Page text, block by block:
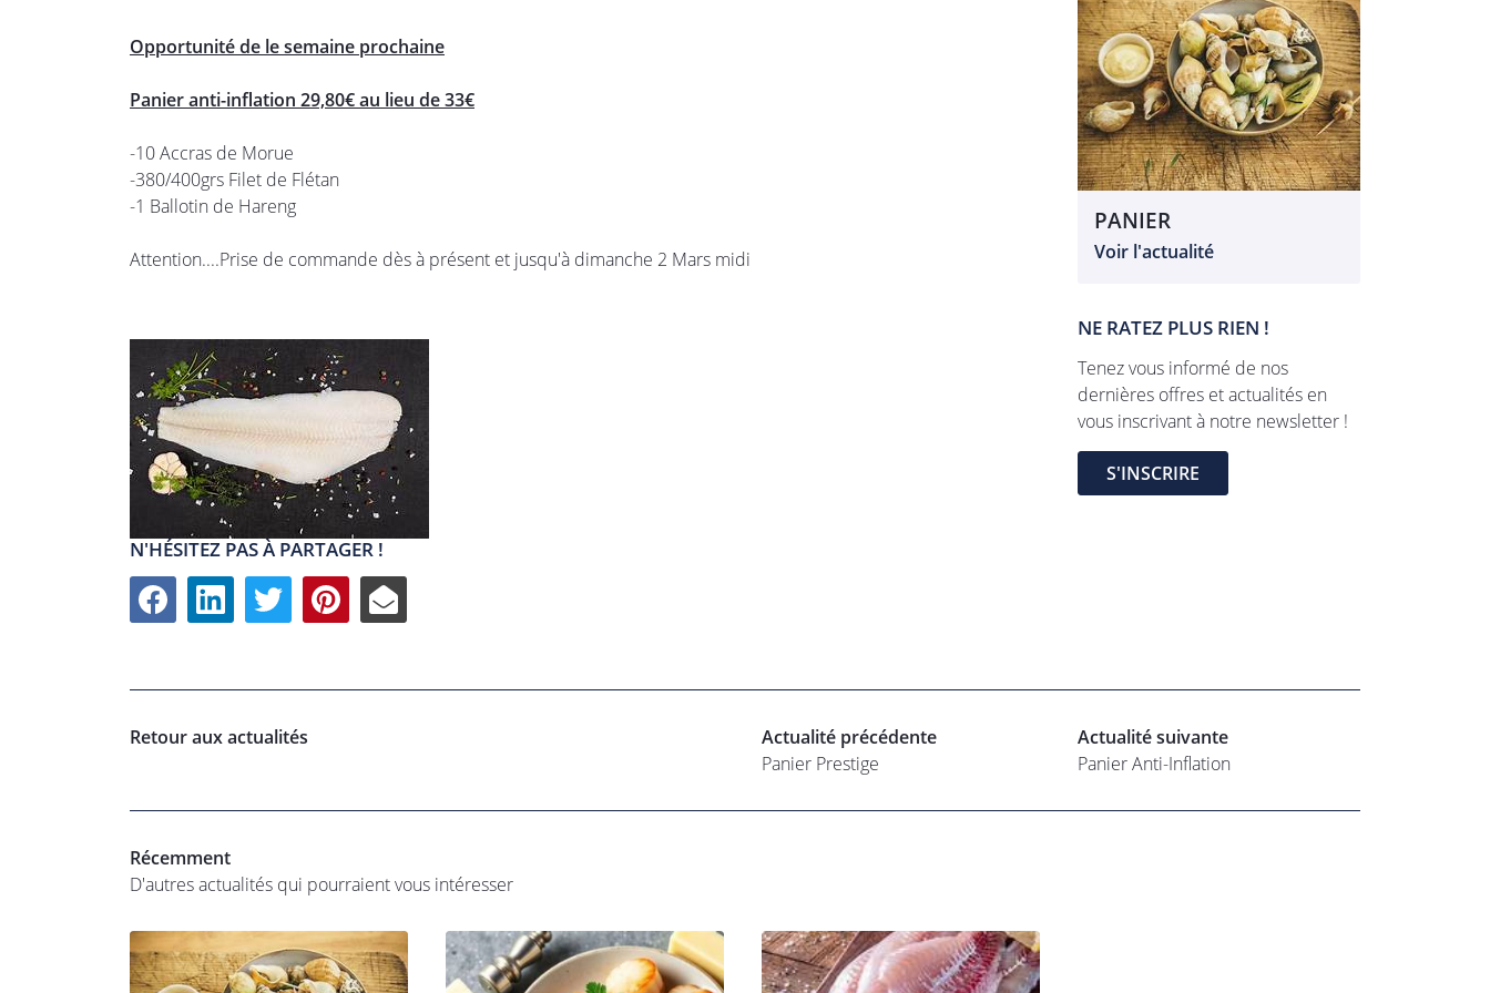
Opportunité de le semaine prochaine
Panier anti-inflation 29,80€ au lieu de 33€
-10 Accras de Morue
-380/400grs Filet de Flétan
-1 Ballotin de Hareng
Attention....Prise de commande dès à présent et jusqu'à dimanche 2 Mars midi
N'HÉSITEZ PAS À PARTAGER !
PANIER
Voir l'actualité
NE RATEZ PLUS RIEN !
Tenez vous informé de nos
dernières offres et actualités en
vous inscrivant à notre newsletter !
S'INSCRIRE
Retour aux actualités
Actualité précédente
Panier Prestige
Actualité suivante
Panier Anti-Inflation
Récemment
D'autres actualités qui pourraient vous intéresser